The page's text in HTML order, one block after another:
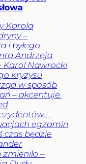
Karola
–
i byłego
Andrzeja
Karol Nawrocki
kryzysu
w sposób
– akcentuje.
–
egzamin
czas będzie
–